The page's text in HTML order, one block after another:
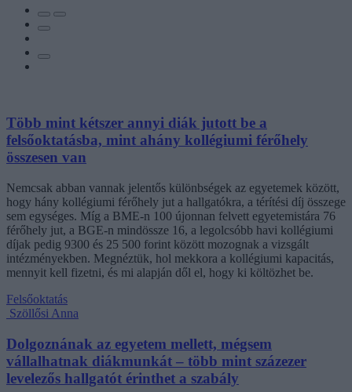
Több mint kétszer annyi diák jutott be a
felsőoktatásba, mint ahány kollégiumi férőhely
összesen van
Nemcsak abban vannak jelentős különbségek az egyetemek között,
hogy hány kollégiumi férőhely jut a hallgatókra, a térítési díj összege
sem egységes. Míg a BME-n 100 újonnan felvett egyetemistára 76
férőhely jut, a BGE-n mindössze 16, a legolcsóbb havi kollégiumi
díjak pedig 9300 és 25 500 forint között mozognak a vizsgált
intézményekben. Megnéztük, hol mekkora a kollégiumi kapacitás,
mennyit kell fizetni, és mi alapján dől el, hogy ki költözhet be.
Felsőoktatás
Szöllősi Anna
Dolgoznának az egyetem mellett, mégsem
vállalhatnak diákmunkát – több mint százezer
levelezős hallgatót érinthet a szabály